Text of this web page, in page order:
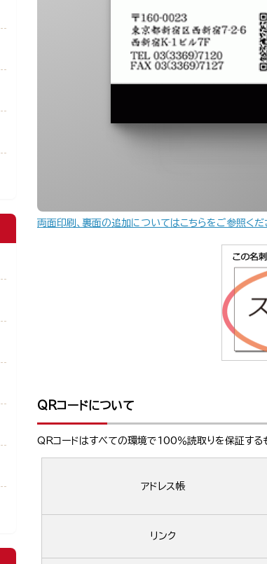
両面印刷、裏面の追加についてはこちらをご参照くだ
QRコードについて
QRコードはすべての環境で100％読取りを保証する
アドレス帳
リンク